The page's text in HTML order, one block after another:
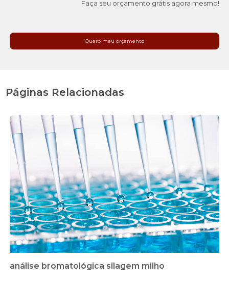
Faça seu orçamento grátis agora mesmo!
Quero meu orçamento
Páginas Relacionadas
análise bromatológica silagem milho